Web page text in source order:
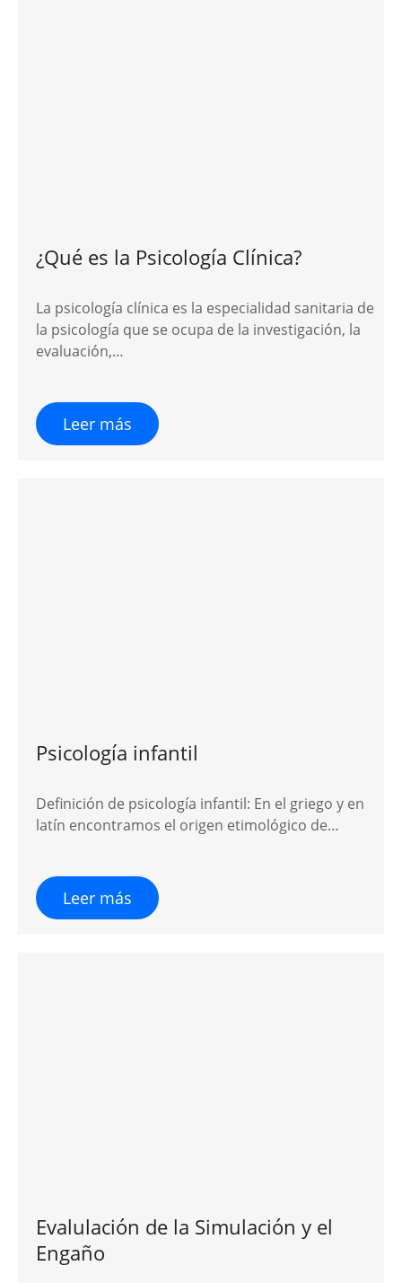
¿Qué es la Psicología Clínica?
La psicología clínica es la especialidad sanitaria de
la psicología que se ocupa de la investigación, la
evaluación,…
Leer más
Psicología infantil
Definición de psicología infantil: En el griego y en
latín encontramos el origen etimológico de…
Leer más
Evalulación de la Simulación y el
Engaño